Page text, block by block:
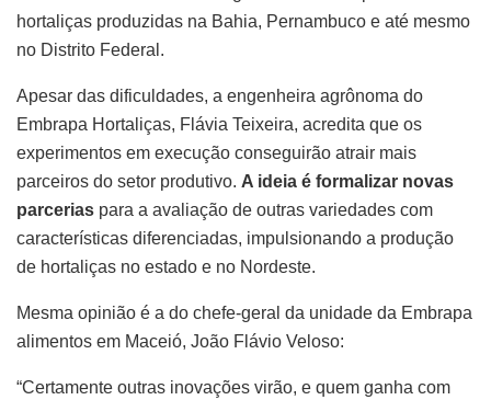
hortaliças produzidas na Bahia, Pernambuco e até mesmo
no Distrito Federal.
Apesar das dificuldades, a engenheira agrônoma do
Embrapa Hortaliças, Flávia Teixeira, acredita que os
experimentos em execução conseguirão atrair mais
parceiros do setor produtivo. A ideia é formalizar novas
parcerias para a avaliação de outras variedades com
características diferenciadas, impulsionando a produção
de hortaliças no estado e no Nordeste.
Mesma opinião é a do chefe-geral da unidade da Embrapa
alimentos em Maceió, João Flávio Veloso:
“Certamente outras inovações virão, e quem ganha com